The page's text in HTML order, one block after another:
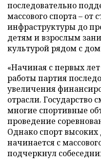
последовательно
массового спорта – от
инфраструктуры до
детям и взрослым
культурой рядом с
«Начиная с первых
работы партия
увеличения
отрасли. Государство
многие спортивные
проведение
Однако спорт
начинается с
подчеркнул